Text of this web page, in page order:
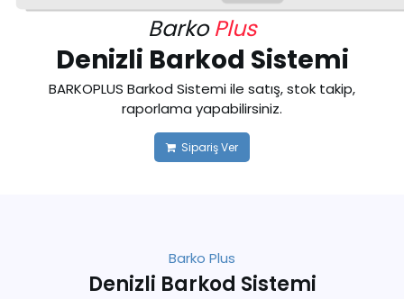
BarkoPlus
Denizli Barkod Sistemi
BARKOPLUS Barkod Sistemi ile satış, stok takip,
raporlama yapabilirsiniz.
Sipariş Ver
Barko Plus
Denizli Barkod Sistemi